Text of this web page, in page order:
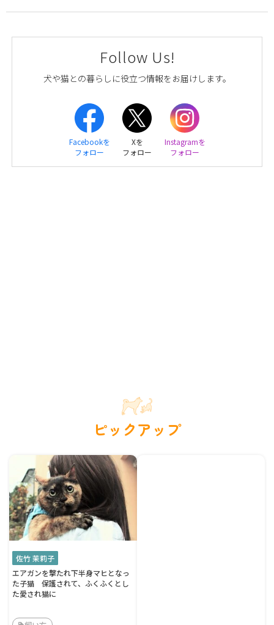
Follow Us!
犬や猫との暮らしに役立つ情報をお届けします。
Facebookを
フォロー
Xを
フォロー
Instagramを
フォロー
ピックアップ
佐竹 茉莉子
エアガンを撃たれ下半身マヒとなっ
た子猫 保護されて、ふくふくとし
た愛され猫に